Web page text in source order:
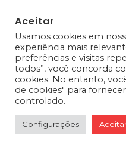
0
Aceitar
Usamos cookies em
experiência mais
preferências e visitas
todos”, você concorda
cookies. No entanto,
de cookies" para
controlado.
Configurações